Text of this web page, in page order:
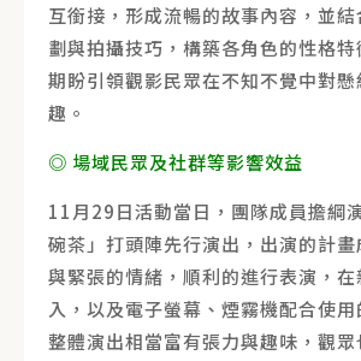
互銜接，形成流暢的故事內容，並
劃與拍攝技巧，構築各角色的性格特
期盼引領觀影民眾在不知不覺中對
趣。
◎ 場域民眾及社群等影響效益
11月29日活動當日，團隊成員擔綱
碗茶」打頭陣先行演出，出演的計
與緊張的情緒，順利的進行表演，
入，以及電子螢幕、煙霧機配合使用
整體演出相當富有張力與趣味，觀